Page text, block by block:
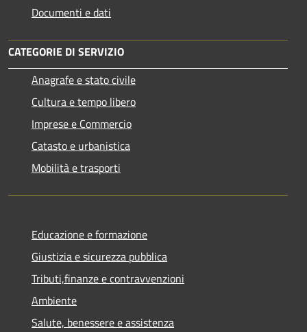
Documenti e dati
CATEGORIE DI SERVIZIO
Anagrafe e stato civile
Cultura e tempo libero
Imprese e Commercio
Catasto e urbanistica
Mobilità e trasporti
Educazione e formazione
Giustizia e sicurezza pubblica
Tributi,finanze e contravvenzioni
Ambiente
Salute, benessere e assistenza